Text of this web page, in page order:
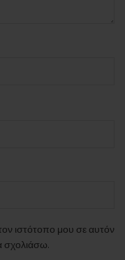
ιστότοπο μου σε αυτόν
σχολιάσω.